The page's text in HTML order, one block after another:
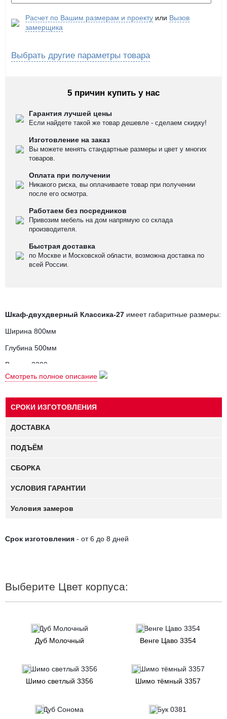
Расчет по Вашим размерам и проекту или Вызов
замерщика
Выбрать другие параметры товара
5 причин купить у нас
Гарантия лучшей цены
Если найдете такой же товар дешевле - сделаем скидку!
Изготовление на заказ
Вы можете менять стандартные размеры и цвет у многих
товаров.
Оплата при получении
Никакого риска, вы оплачиваете товар при получении
после его осмотра.
Работаем без посредников
Привозим мебель на дом напрямую со склада
производителя.
Быстрая доставка
по Москве и Московской области, возможна доставка по
всей России.
Шкаф-двухдверный Классика-27 имеет габаритные размеры:
Ширина 800мм
Глубина 500мм
Высота 2300мм
Шкаф-двухдверныйвнутри оборудован
Задняя стенка шкафа - МДФ толщиной 4 мм, Белого цвета.
Возможно изготовление по индивидуальным размерам.
Смотреть полное описание
СРОКИ ИЗГОТОВЛЕНИЯ
ДОСТАВКА
ПОДЪЁМ
СБОРКА
УСЛОВИЯ ГАРАНТИИ
Условия замеров
Срок изготовления - от 6 до 8 дней
Выберите Цвет корпуса:
Дуб Молочный Венге Цаво 3354
Шимо светлый 3356 Шимо тёмный 3357